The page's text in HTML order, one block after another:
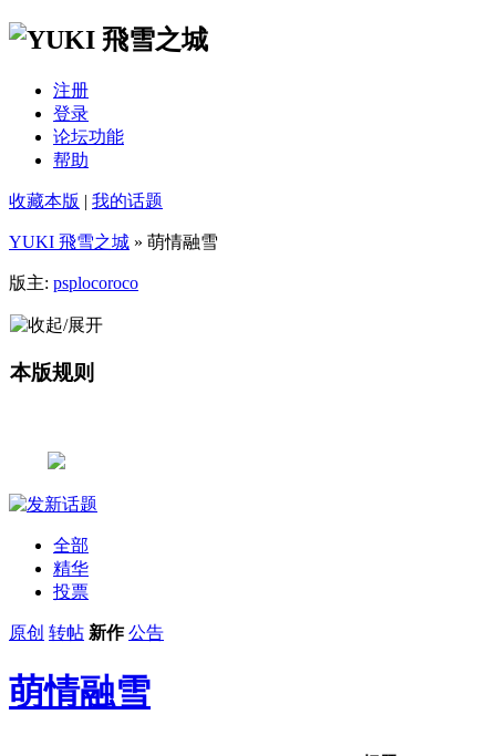
注册
登录
论坛功能
帮助
收藏本版 | 我的话题
YUKI 飛雪之城 » 萌情融雪
版主: psplocoroco
本版规则
全部
精华
投票
原创 转帖 新作 公告
萌情融雪